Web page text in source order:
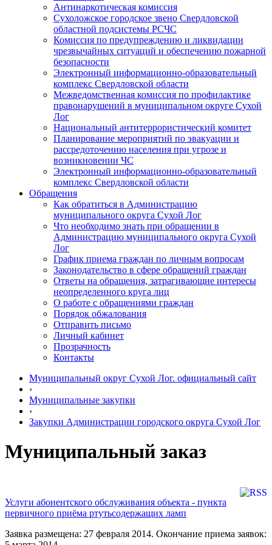
Антинаркотическая комиссия
Сухоложское городское звено Свердловской
областной подсистемы РСЧС
Комиссия по предупреждению и ликвидации
чрезвычайных ситуаций и обеспечению пожарной
безопасности
Электронный информационно-образовательный
комплекс Cвердловской области
Межведомственная комиссия по профилактике
правонарушений в муниципальном округе Сухой
Лог
Национальный антитеррористический комитет
Планирование мероприятий по эвакуации и
рассредоточению населения при угрозе и
возникновении ЧС
Электронный информационно-образовательный
комплекс Свердловской области
Обращения
Как обратиться в Администрацию
муниципального округа Сухой Лог
Что необходимо знать при обращении в
Администрацию муниципального округа Сухой
Лог
График приема граждан по личным вопросам
Законодательство в сфере обращений граждан
Ответы на обращения, затрагивающие интересы
неопределенного круга лиц
О работе с обращениями граждан
Порядок обжалования
Отправить письмо
Личный кабинет
Прозрачность
Контакты
Муниципальный округ Сухой Лог. официальный сайт
›
Муниципальные закупки
›
Закупки Администрации городского округа Сухой Лог
Муниципальный заказ
Услуги абонентского обслуживания объекта - пункта
первичного приёма ртутьсодержащих ламп
Заявка размещена: 27 февраля 2014. Окончание приема заявок: